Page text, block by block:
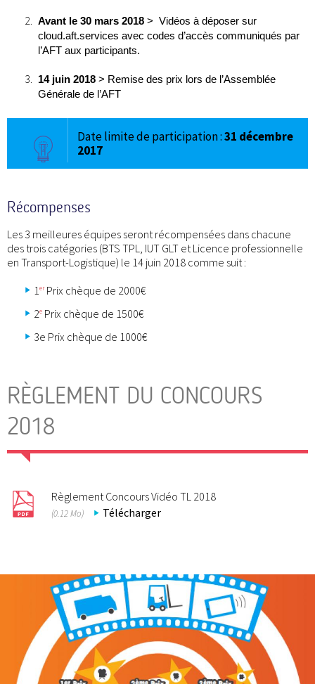
Avant le 30 mars 2018 > Vidéos à déposer sur
cloud.aft.services avec codes d’accès communiqués par
l’AFT aux participants.
14 juin 2018 > Remise des prix lors de l’Assemblée
Générale de l’AFT
Date limite de participation :31 décembre
2017
Récompenses
Les 3 meilleures équipes seront récompensées dans chacune
des trois catégories (BTS TPL, IUT GLT et Licence professionnelle
en Transport-Logistique) le 14 juin 2018 comme suit :
1 erPrix chèque de 2000€
2e Prix chèque de 1500€
3e Prix chèque de 1000€
RÈGLEMENT DU CONCOURS
2018
Règlement Concours Vidéo TL 2018
(0.12 Mo) Télécharger